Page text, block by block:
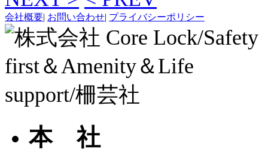
会社概要| お問い合わせ| プライバシーポリシー
本 社